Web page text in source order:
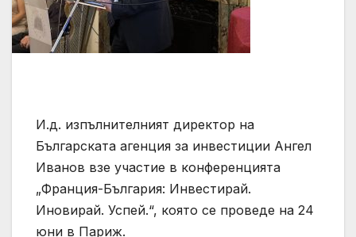
И.д. изпълнителният директор на
Българската агенция за инвестиции Ангел
Иванов взе участие в конференцията
„Франция-България: Инвестирай.
Иновирай. Успей.“, която се проведе на 24
юни в Париж.